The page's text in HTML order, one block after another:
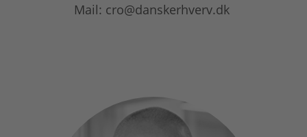
Mail: cro@danskerhverv.dk